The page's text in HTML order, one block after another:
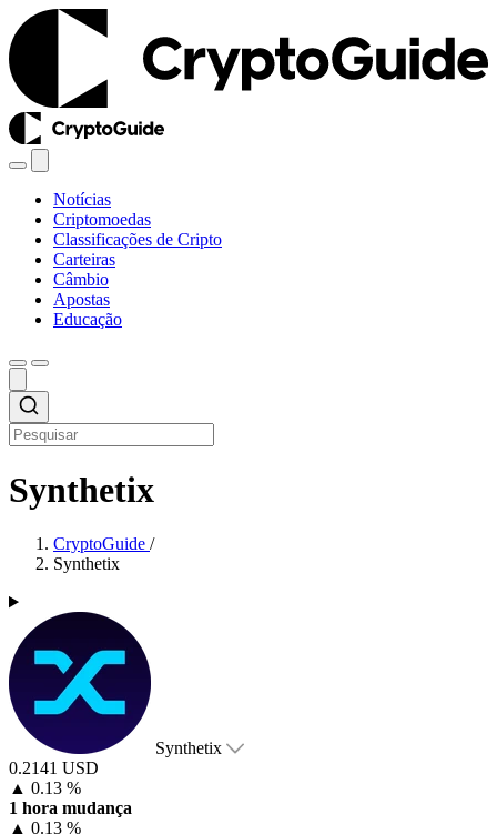
Notícias
Criptomoedas
Classificações de Cripto
Carteiras
Câmbio
Apostas
Educação
Synthetix
CryptoGuide /
Synthetix
Synthetix
0.2141 USD
▲ 0.13 %
1 hora mudança
▲ 0.13 %